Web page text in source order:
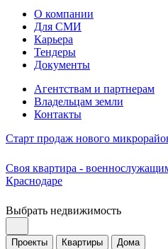
О компании
Для СМИ
Карьера
Тендеры
Документы
Агентствам и партнерам
Владельцам земли
Контакты
Старт продаж нового
Своя квартира -
Краснодаре
Выбрать недвижимость
Проекты Квартиры Дома